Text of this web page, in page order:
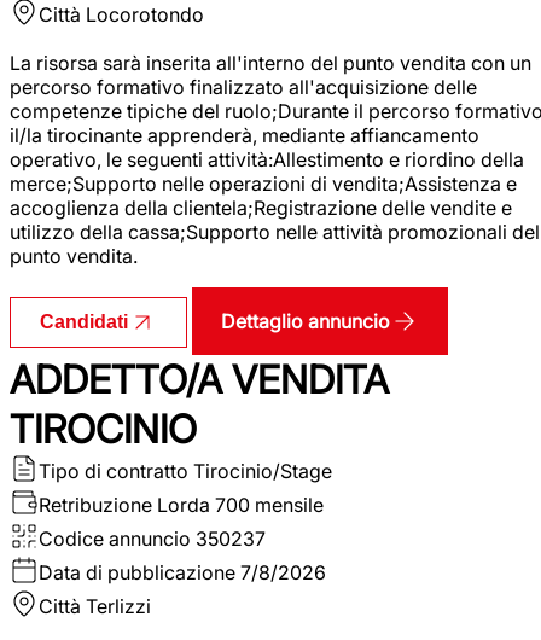
Città Locorotondo
La risorsa sarà inserita all'interno del punto vendita con un
percorso formativo finalizzato all'acquisizione delle
competenze tipiche del ruolo;Durante il percorso
il/la tirocinante apprenderà, mediante affiancamento
operativo, le seguenti attività:Allestimento e riordino della
merce;Supporto nelle operazioni di vendita;Assistenza e
accoglienza della clientela;Registrazione delle vendite e
utilizzo della cassa;Supporto nelle attività promozionali del
punto vendita.
Candidati Dettaglio annuncio
ADDETTO/A VENDITA
TIROCINIO
Tipo di contratto Tirocinio/Stage
Retribuzione Lorda 700 mensile
Codice annuncio 350237
Data di pubblicazione 7/8/2026
Città Terlizzi